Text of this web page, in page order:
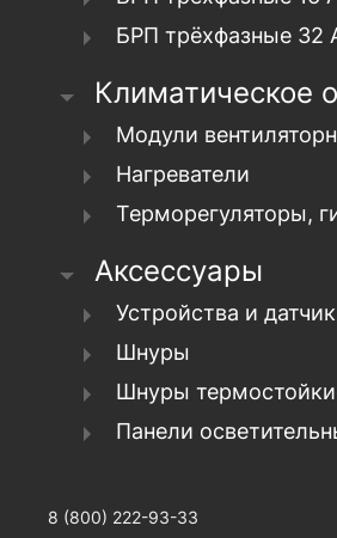
БРП трёхфазные 32
Климатическое
Модули
Нагреватели
Терморегуляторы,
Аксессуары
Устройства и
Шнуры
Шнуры
Панели
8 (800) 222-93-33